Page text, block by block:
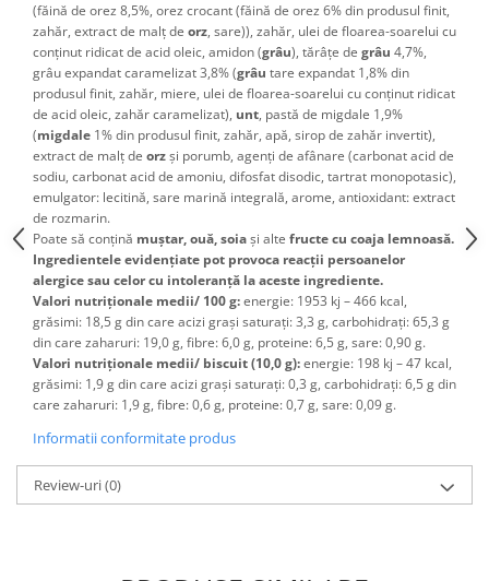
(făină de orez 8,5%, orez crocant (făină de orez 6% din produsul finit,
zahăr, extract de malț de orz, sare)), zahăr, ulei de floarea-soarelui cu
conținut ridicat de acid oleic, amidon (grâu), tărâțe de grâu 4,7%,
grâu expandat caramelizat 3,8% (grâu tare expandat 1,8% din
produsul finit, zahăr, miere, ulei de floarea-soarelui cu conținut ridicat
de acid oleic, zahăr caramelizat), unt, pastă de migdale 1,9%
(migdale 1% din produsul finit, zahăr, apă, sirop de zahăr invertit),
extract de malț de orzși porumb, agenți de afânare (carbonat acid de
sodiu, carbonat acid de amoniu, difosfat disodic, tartrat monopotasic),
emulgator: lecitină, sare marină integrală, arome, antioxidant: extract
de rozmarin.
Poate să conțină muștar, ouă, soiași alte fructe cu coaja lemnoasă.
Ingredientele evidențiate pot provoca reacții persoanelor
alergice sau celor cu intoleranță la aceste ingrediente.
Valori nutriționale medii/ 100 g:energie: 1953 kj – 466 kcal,
grăsimi: 18,5 g din care acizi grași saturați: 3,3 g, carbohidrați: 65,3 g
din care zaharuri: 19,0 g, fibre: 6,0 g, proteine: 6,5 g, sare: 0,90 g.
Valori nutriționale medii/ biscuit (10,0 g):energie: 198 kj – 47 kcal,
grăsimi: 1,9 g din care acizi grași saturați: 0,3 g, carbohidrați: 6,5 g din
care zaharuri: 1,9 g, fibre: 0,6 g, proteine: 0,7 g, sare: 0,09 g.
Informatii conformitate produs
Review-uri(0)